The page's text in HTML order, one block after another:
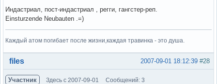
Индастриал, пост-индастриал , регги, гангстер-реп.
Einsturzende Neubauten .=)
Каждый атом погибает после жизни,каждая травинка - это душа.
Вне форума #28
2007-09-01 18:12:39
files
Участник Здесь с 2007-09-01 Сообщений: 3